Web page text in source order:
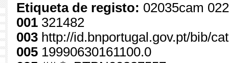
Etiqueta de registo: 02035cam
001 321482
003 http://id.bnportugal.gov.pt/bib/
005 19990630161100.0